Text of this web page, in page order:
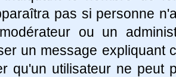
pas si personne
ou un
un message expliquant
qu'un utilisateur ne peut